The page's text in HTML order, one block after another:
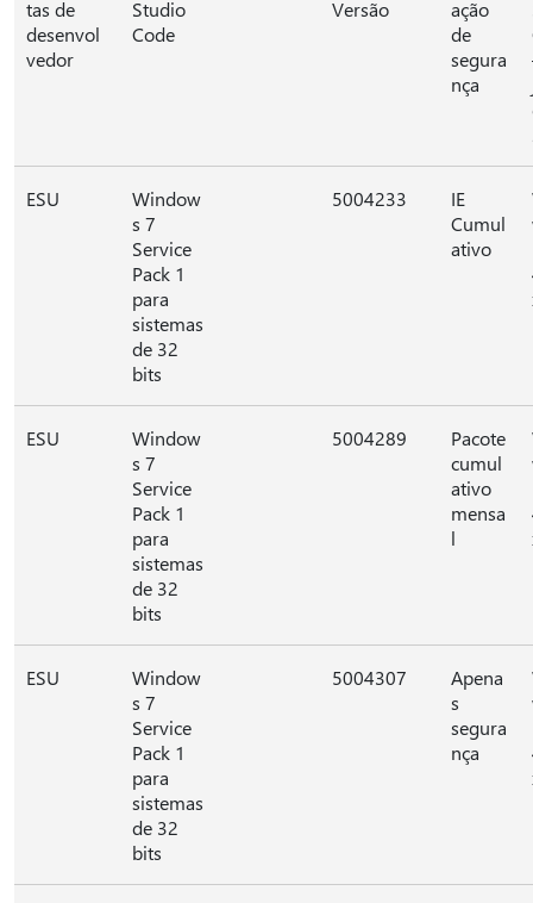
tas de
desenvol
vedor
Studio
Code
Versão
ação
de
segura
nça
ESU
Window
s 7
Service
Pack 1
para
sistemas
de 32
bits
5004233
IE
Cumul
ativo
ESU
Window
s 7
Service
Pack 1
para
sistemas
de 32
bits
5004289
Pacote
cumul
ativo
mensa
l
ESU
Window
s 7
Service
Pack 1
para
sistemas
de 32
bits
5004307
Apena
s
segura
nça